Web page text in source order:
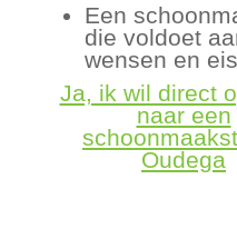
Een
die voldoet
wensen en
Ja, ik wil direct
naar een
Oudega